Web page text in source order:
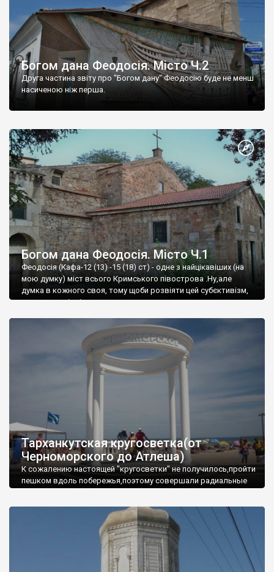
Богом дана Феодосія. Місто Ч.2
Друга частина звіту про "Богом дану" Феодосію буде не менш
насиченою ніж перша.
Богом дана Феодосія. Місто Ч.1
Феодосія (Кафа-12 (13) -15 (18) ст) - одне з найцікавіших (на
мою думку) міст всього Кримського півострова .Ну,але
думка в кожного своя, тому щоби розвіяти цей субєктивізм,
запрошую відвідати це
Тарханкутская кругосветка(от
Черноморского до Атлеша)
К сожалению настоящей "кругосветки" не получилось,пройти
пешком вдоль побережья,поэтому совершали радиальные